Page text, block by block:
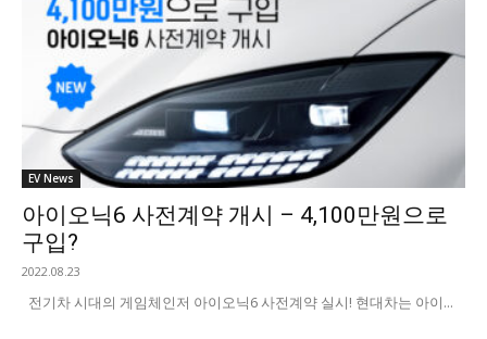
EV News
아이오닉6 사전계약 개시 – 4,100만원으로
구입?
2022.08.23
전기차 시대의 게임체인저 아이오닉6 사전계약 실시! 현대차는 아이...